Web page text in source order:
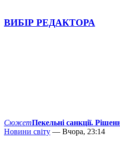
ВИБІР РЕДАКТОРА
СюжетПекельні санкції.
Новини світу — Вчора, 23:14